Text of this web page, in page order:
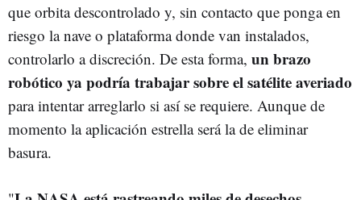
que orbita descontrolado y, sin contacto que ponga en
riesgo la nave o plataforma donde van instalados,
controlarlo a discreción. De esta forma, un brazo
robótico ya podría trabajar sobre el satélite averiado
para intentar arreglarlo si así se requiere. Aunque de
momento la aplicación estrella será la de eliminar
basura.